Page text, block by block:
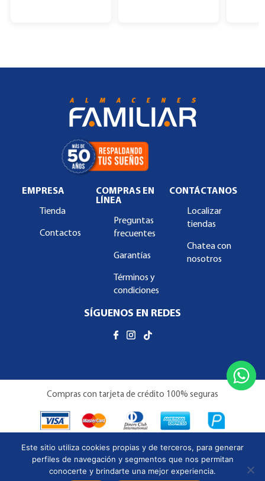
EMPRESA
Tienda
Contactos
COMPRAS EN
LÍNEA
Preguntas
frecuentes
Garantías
Términos y
condiciones
CONTÁCTANOS
Localizar
tiendas
Chatea con
nosotros
SÍGUENOS EN REDES
Compras con tarjeta de crédito 100% seguras
Copyright © Almacenes Familiar 2026 | Todos los derechos
Este sitio utiliza cookies propias y de terceros, para generar
perfiles de navegación y segmentos que nos permitan
conocerte y brindarte una mejor experiencia.